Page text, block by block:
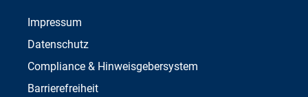
Impressum
Datenschutz
Compliance & Hinweisgebersystem
Barrierefreiheit